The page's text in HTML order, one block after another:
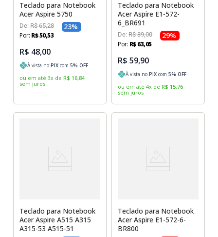
Teclado para Notebook
Acer Aspire 5750
De:R$ 65,28 23%
Por: R$50,53
R$ 48,00
À vista noPIX com5% OFF
ou em até 3x de R$ 16,84
sem juros
Teclado para Notebook
Acer Aspire E1-572-
6_BR691
De: R$ 89,00 29%
Por: R$63,05
R$ 59,90
À vista no PIX com 5% OFF
ou em até 4x de R$ 15,76
sem juros
Teclado para Notebook
Acer Aspire A515 A315
A315-53 A515-51
Teclado para Notebook
Acer Aspire E1-572-6-
BR800